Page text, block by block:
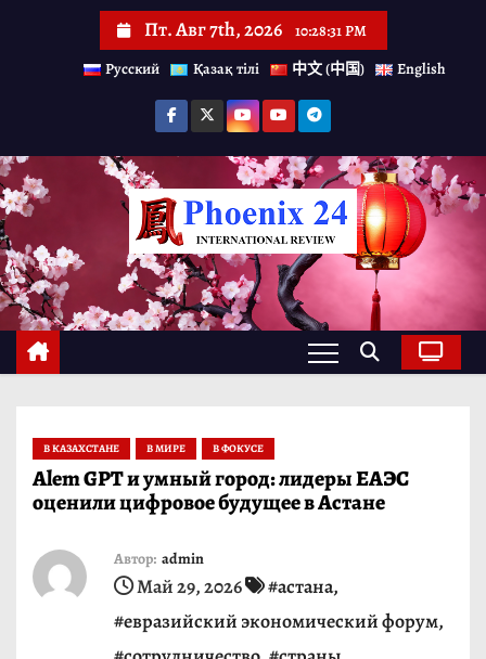
й
т
и
к
с
о
Пт. Авг 7th, 2026
10:28:32 PM
Русский
Қазақ тілі 中文 (中国) English
В КАЗАХСТАНЕ В МИРЕ В ФОКУСЕ
Alem GPT и умный город: лидеры ЕАЭС
оценили цифровое будущее в Астане
Автор: admin
Май 29, 2026 #астана,
#евразийский экономический форум,